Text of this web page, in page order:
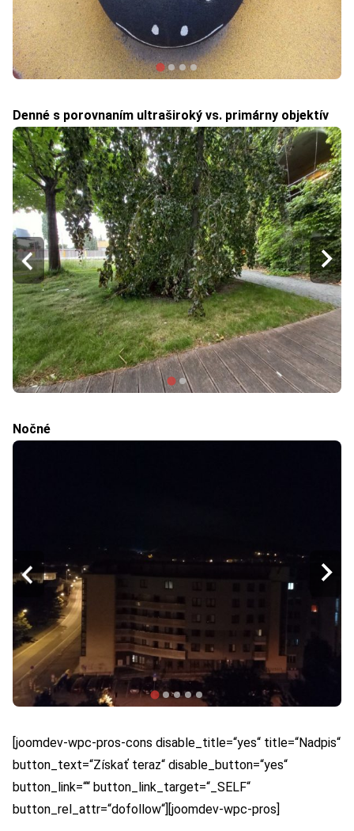
Denné s porovnaním ultraširoký vs. primárny objektív
Nočné
[joomdev-wpc-pros-cons disable_title=“yes“ title=“Nadpis“
button_text=“Získať teraz“ disable_button=“yes“
button_link=““ button_link_target=“_SELF“
button_rel_attr=“dofollow“][joomdev-wpc-pros]